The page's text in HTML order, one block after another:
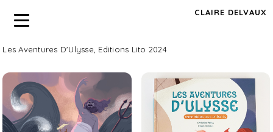
CLAIRE DELVAUX
Les Aventures D'Ulysse, Editions Lito 2024